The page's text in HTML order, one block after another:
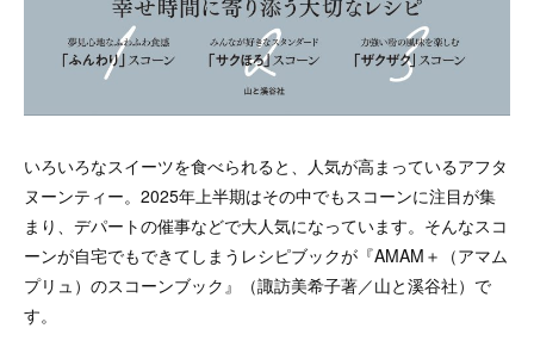
いろいろなスイーツを食べられると、人気が高まっているアフタ
ヌーンティー。2025年上半期はその中でもスコーンに注目が集
まり、デパートの催事などで大人気になっています。そんなスコ
ーンが自宅でもできてしまうレシピブックが『AMAM＋（アマム
プリュ）のスコーンブック』（諏訪美希子著／山と溪谷社）で
す。